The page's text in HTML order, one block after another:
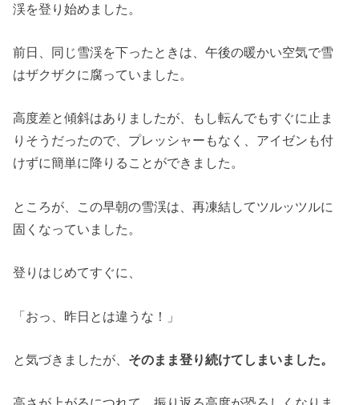
渓を登り始めました。
前日、同じ雪渓を下ったときは、午後の暖かい空気で雪
はザクザクに腐っていました。
高度差と傾斜はありましたが、もし転んでもすぐに止ま
りそうだったので、プレッシャーもなく、アイゼンも付
けずに簡単に降りることができました。
ところが、この早朝の雪渓は、再凍結してツルッツルに
固くなっていました。
登りはじめてすぐに、
「おっ、昨日とは違うな！」
と気づきましたが、 そのまま登り続けてしまいました。